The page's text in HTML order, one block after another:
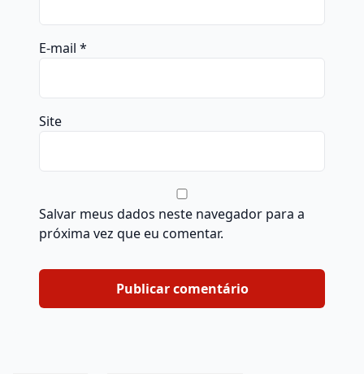
E-mail *
Site
Salvar meus dados neste navegador para a
próxima vez que eu comentar.